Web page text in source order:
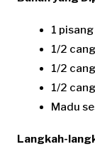
1 pisang
1/2
1/2
1/2
Madu
Langkah-